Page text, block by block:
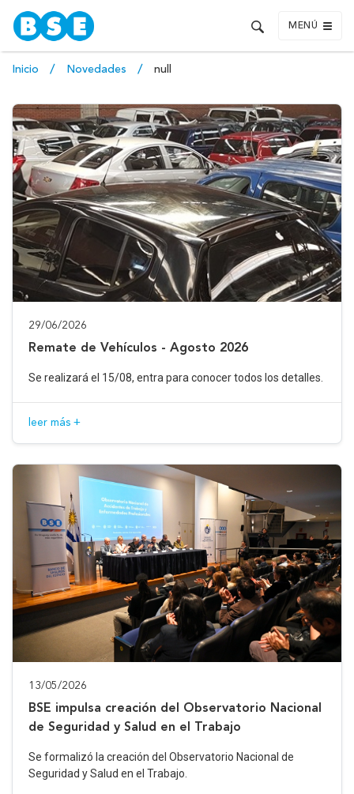
MENÚ
Inicio Novedades null
29/06/2026
Remate de Vehículos - Agosto 2026
Se realizará el 15/08, entra para conocer todos los detalles.
leer más +
13/05/2026
BSE impulsa creación del Observatorio Nacional
de Seguridad y Salud en el Trabajo
Se formalizó la creación del Observatorio Nacional de
Seguridad y Salud en el Trabajo.